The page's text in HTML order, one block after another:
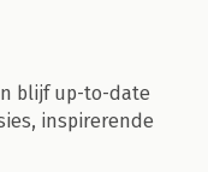
blijf up-to-date
inspirerende